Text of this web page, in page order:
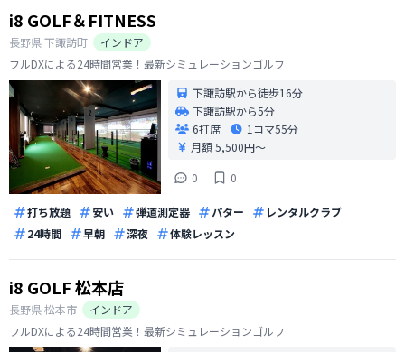
i8 GOLF＆FITNESS
長野県下諏訪町
インドア
フルDXによる24時間営業！最新シミュレーションゴルフ
下諏訪駅から徒歩16分
下諏訪駅から5分
6打席
1コマ55分
月額 5,500円〜
0
0
打ち放題 安い 弾道測定器 パター
レンタルクラブ
24時間
早朝 深夜 体験レッスン
i8 GOLF 松本店
長野県松本市
インドア
フルDXによる24時間営業！最新シミュレーションゴルフ